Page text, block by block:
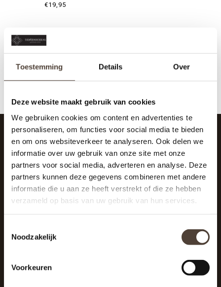
Toestemming Details Over
Deze website maakt gebruik van cookies
We gebruiken cookies om content en advertenties te
personaliseren, om functies voor social media te bieden
en om ons websiteverkeer te analyseren. Ook delen we
informatie over uw gebruik van onze site met onze
partners voor social media, adverteren en analyse. Deze
partners kunnen deze gegevens combineren met andere
informatie die u aan ze heeft verstrekt of die ze hebben
verzameld op basis van uw gebruik van hun services.
Noodzakelijk
Voorkeuren
€19,95
SCHRIJF JE IN VOOR DE NIEUWSBRIEF
And stay up to date with our latest offers